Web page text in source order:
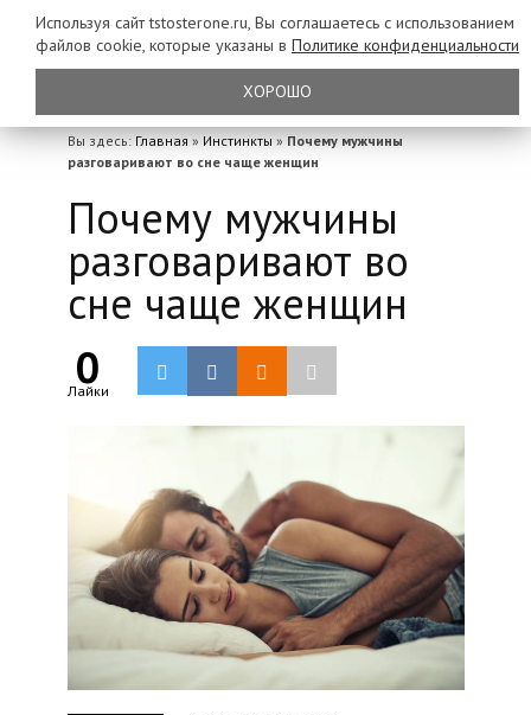
Вы здесь: Главная » Инстинкты » Почему мужчины
разговаривают во сне чаще женщин
Почему мужчины
разговаривают во
сне чаще женщин
0
Лайки
Используя сайт tstosterone.ru, Вы соглашаетесь с использованием
файлов cookie, которые указаны в Политике конфиденциальности
ХОРОШО